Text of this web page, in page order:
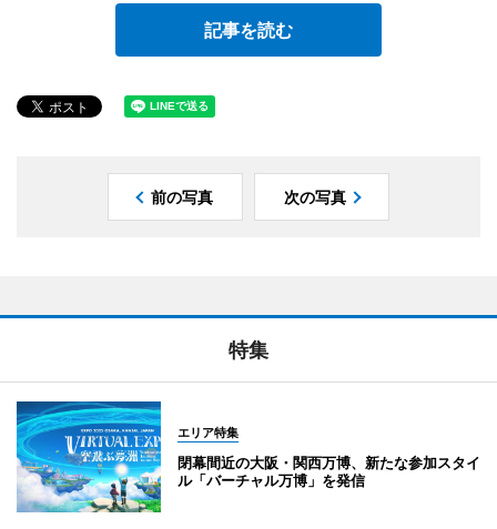
記事を読む
前の写真 次の写真
特集
エリア特集
閉幕間近の大阪・関西万博、新たな参加スタイ
ル「バーチャル万博」を発信